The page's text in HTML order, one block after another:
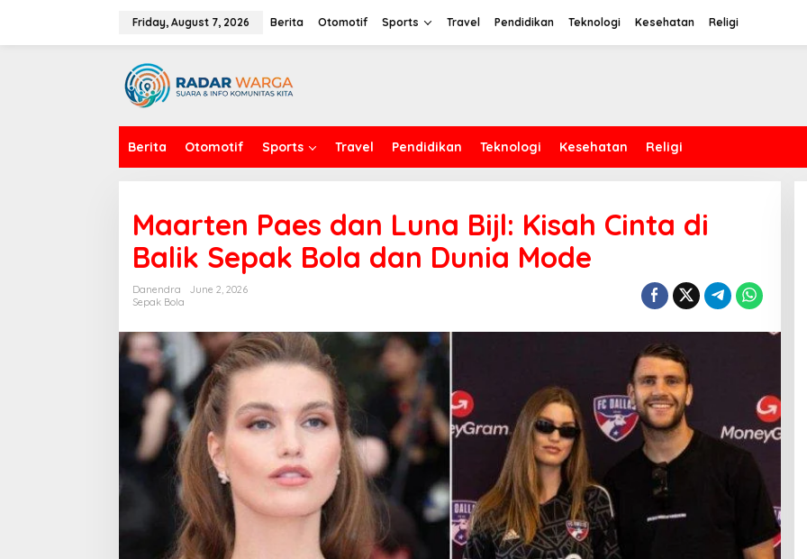
Friday, August 7, 2026 Berita Otomotif Sports Travel Pendidikan Teknologi Kesehatan Religi
Berita Otomotif Sports Travel Pendidikan Teknologi Kesehatan Religi
Maarten Paes dan Luna Bijl: Kisah Cinta di
Balik Sepak Bola dan Dunia Mode
Danendra
June 2, 2026
Sepak Bola